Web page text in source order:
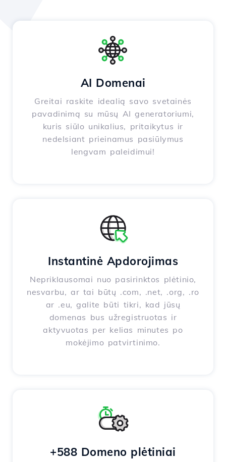
AI Domenai
Greitai raskite idealią savo svetainės
pavadinimą su mūsų AI generatoriumi,
kuris siūlo unikalius, pritaikytus ir
nedelsiant prieinamus pasiūlymus
lengvam paleidimui!
Instantinė Apdorojimas
Nepriklausomai nuo pasirinktos plėtinio,
nesvarbu, ar tai būtų .com, .net, .org, .ro
ar .eu, galite būti tikri, kad jūsų
domenas bus užregistruotas ir
aktyvuotas per kelias minutes po
mokėjimo patvirtinimo.
+588 Domeno plėtiniai